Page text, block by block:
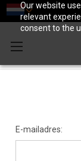
Our website
relevant
consent to the
E-mailadres: